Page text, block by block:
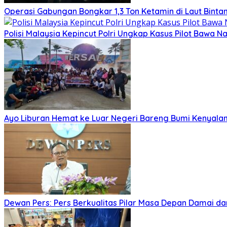
Operasi Gabungan Bongkar 1,3 Ton Ketamin di Laut Bintan
Polisi Malaysia Kepincut Polri Ungkap Kasus Pilot Bawa
Ayo Liburan Hemat ke Luar Negeri Bareng Bumi
Dewan Pers: Pers Berkualitas Pilar Masa Depan Damai